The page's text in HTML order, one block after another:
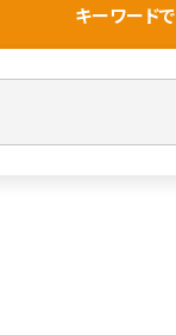
キーワード